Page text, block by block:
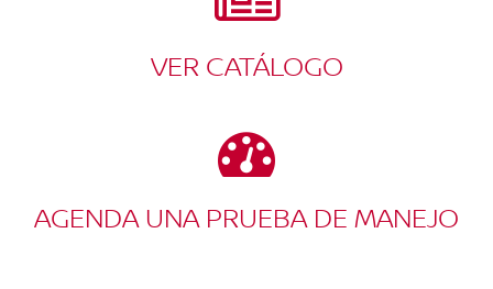
VER CATÁLOGO
AGENDA UNA PRUEBA DE MANEJO